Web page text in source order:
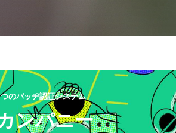
のバッヂ認証システム
ンパニー